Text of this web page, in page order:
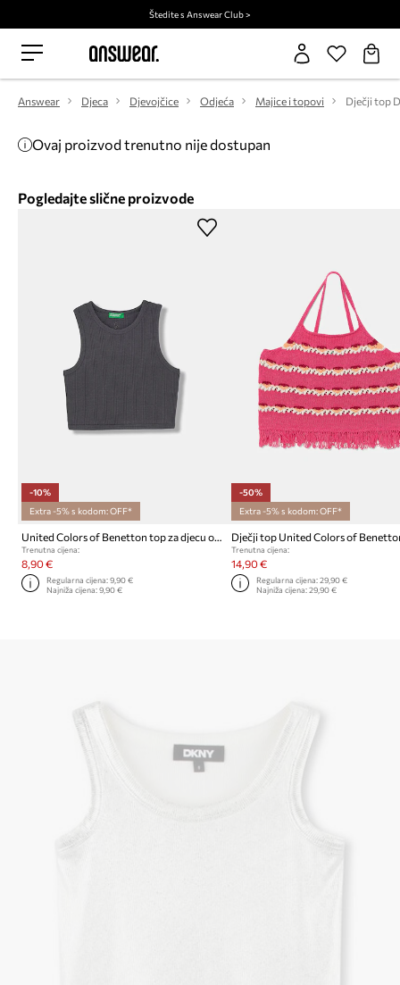
Štedite s Answear Club >
Answear Djeca Djevojčice Odjeća Majice i topovi Dječji top
Ovaj proizvod trenutno nije dostupan
Pogledajte slične proizvode
-10%
Extra -5% s kodom: OFF*
United Colors of Benetton top za djecu od pamuka s elastanom
Trenutna cijena:
8,90 €
Regularna cijena:9,90 €
Najniža cijena:9,90 €
-50%
Extra -5% s kodom: OFF*
Dječji top United Colors of
Trenutna cijena:
14,90 €
Regularna cijena: 29,90 €
Najniža cijena: 29,90 €